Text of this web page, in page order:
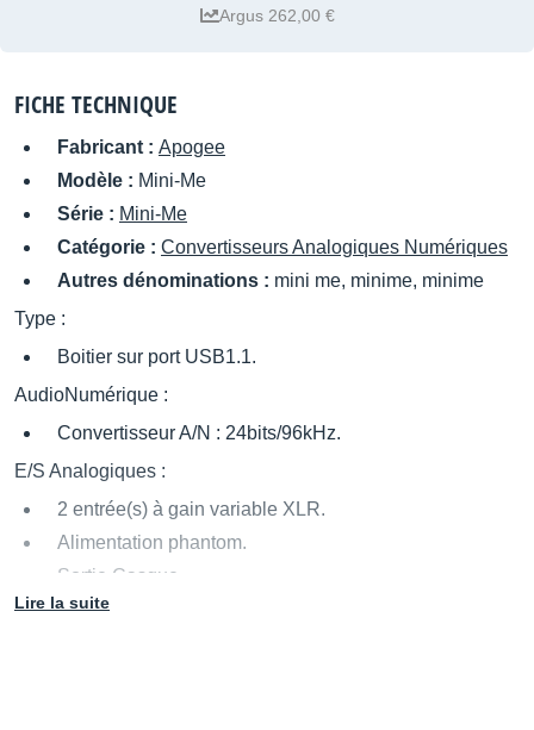
Argus 262,00 €
FICHE TECHNIQUE
Fabricant : Apogee
Modèle : Mini-Me
Série : Mini-Me
Catégorie : Convertisseurs Analogiques Numériques
Autres dénominations : mini me, minime, minime
Type :
Boitier sur port USB1.1.
AudioNumérique :
Convertisseur A/N : 24bits/96kHz.
E/S Analogiques :
2 entrée(s) à gain variable XLR.
Alimentation phantom.
Sortie Casque.
E/S Numériques :
Lire la suite